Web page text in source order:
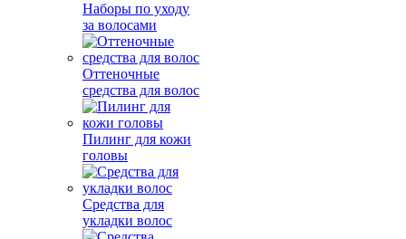
Наборы по уходу
за волосами
Оттеночные
средства для волос
Пилинг для кожи
головы
Средства для
укладки волос